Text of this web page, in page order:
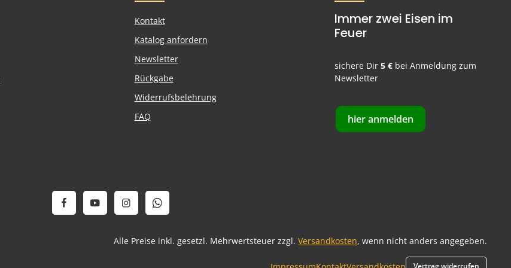
Kontakt
Katalog anfordern
Newsletter
Rückgabe
Widerrufsbelehrung
FAQ
Immer zwei Eisen im
Feuer
sichere Dir5 € bei Anmeldung zum
Newsletter
hier anmelden
Alle Preise inkl. gesetzl. Mehrwertsteuer zzgl. Versandkosten, wenn nicht anders angegeben.
Vertrag widerrufen